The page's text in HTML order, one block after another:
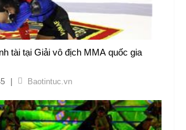
tài tại Giải vô địch MMA quốc gia
Baotintuc.vn